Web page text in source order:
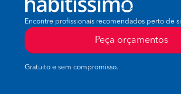
Encontre profissionais recomendados perto de si
Peça orçamentos
Gratuito e sem compromisso.